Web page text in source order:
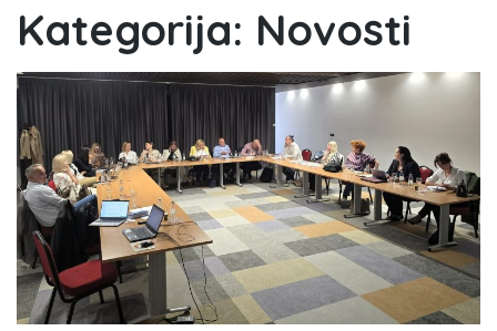
Kategorija: Novosti